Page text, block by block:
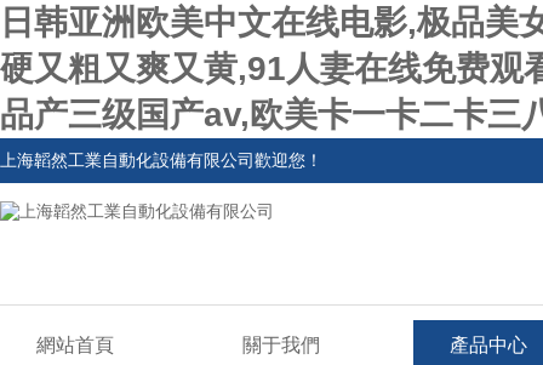
日韩亚洲欧美中文在线电影,极品
硬又粗又爽又黄,91人妻在线免费观
品产三级国产av,欧美卡一卡二卡三
上海韜然工業自動化設備有限公司歡迎您！
網站首頁 關于我們 產品中心